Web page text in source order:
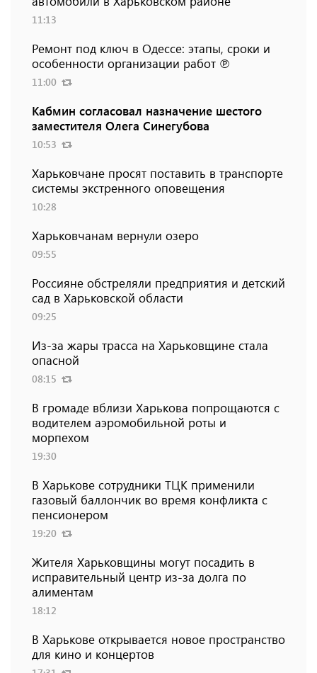
11:13
Ремонт под ключ в Одессе: этапы, сроки и
особенности организации работ ℗
11:00
Кабмин согласовал назначение шестого
заместителя Олега Синегубова
10:53
Харьковчане просят поставить в транспорте
системы экстренного оповещения
10:28
Харьковчанам вернули озеро
09:55
Россияне обстреляли предприятия и детский
сад в Харьковской области
09:25
Из-за жары трасса на Харьковщине стала
опасной
08:15
В громаде вблизи Харькова попрощаются с
водителем аэромобильной роты и
морпехом
19:30
В Харькове сотрудники ТЦК применили
газовый баллончик во время конфликта с
пенсионером
19:20
Жителя Харьковщины могут посадить в
исправительный центр из-за долга по
алиментам
18:12
В Харькове открывается новое пространство
для кино и концертов